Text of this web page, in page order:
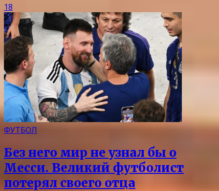
18
ФУТБОЛ
Без него мир не узнал бы о
Месси. Великий футболист
потерял своего отца